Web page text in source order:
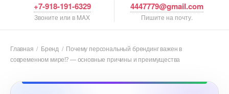
+7-918-191-6329
Звоните или в MAX
4447779@gmail.com
Пишите на почту.
Главная / Бренд / Почему персональный брендинг важен
современном мире⁉️ — основные причины и преимущества